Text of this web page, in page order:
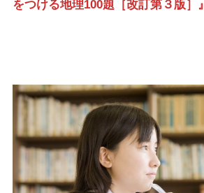
をつける地理100題［改訂第３版］』